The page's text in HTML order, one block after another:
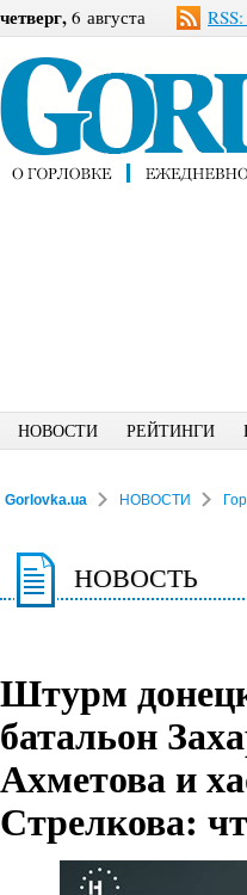
четверг, 6 августа
НОВОСТИ РЕЙТИНГИ
Gorlovka.ua НОВОСТИ
НОВОСТЬ
Штурм
батальон
Ахметова и
Стрелкова: